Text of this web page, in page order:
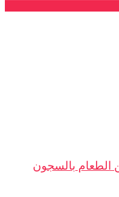
الطعام بالسجون